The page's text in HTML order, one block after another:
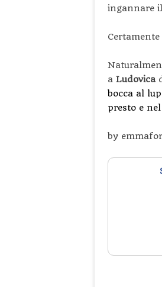
ingannare
a Ludovica
bocca al
presto e
by